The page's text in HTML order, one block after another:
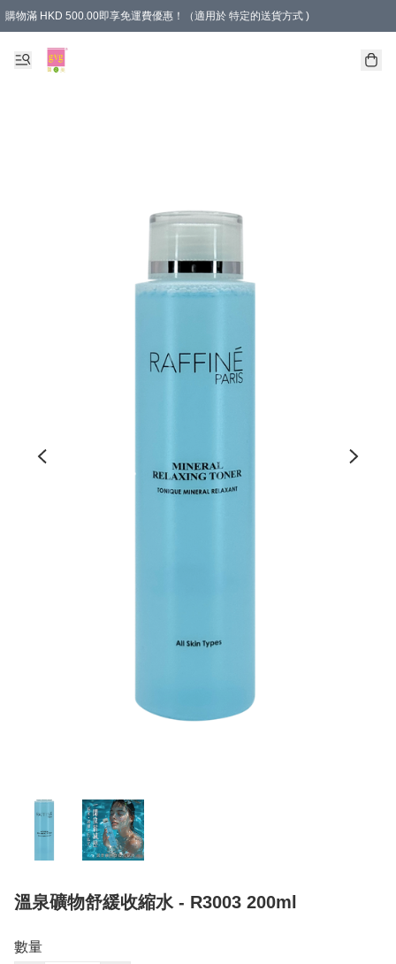
購物滿 HKD 500.00即享免運費優惠！（適用於 特定的送貨方式 )
溫泉礦物舒緩收縮水 - R3003 200ml
數量